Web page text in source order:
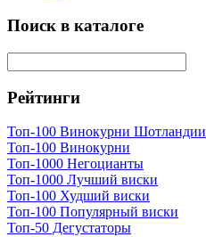
Поиск в каталоге
Рейтинги
Топ-100 Винокурни Шотландии
Топ-100 Винокурни
Топ-1000 Негоцианты
Топ-1000 Лучший виски
Топ-100 Худший виски
Топ-100 Популярный виски
Топ-50 Дегустаторы